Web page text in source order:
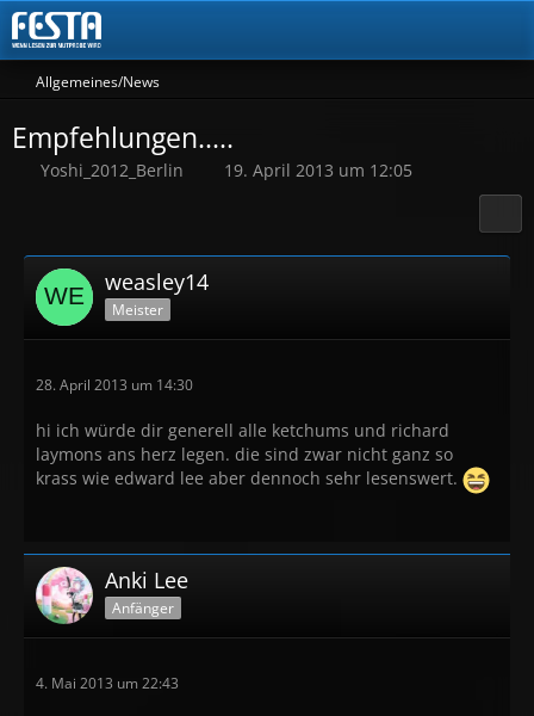
Allgemeines/News
Empfehlungen.....
Yoshi_2012_Berlin 19. April 2013 um 12:05
weasley14
Meister
28. April 2013 um 14:30
hi ich würde dir generell alle ketchums und richard
laymons ans herz legen. die sind zwar nicht ganz so
krass wie edward lee aber dennoch sehr lesenswert.
Anki Lee
Anfänger
4. Mai 2013 um 22:43